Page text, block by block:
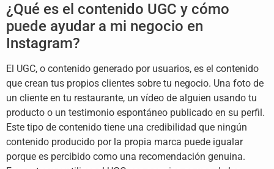
¿Qué es el contenido UGC y cómo
puede ayudar a mi negocio en
Instagram?
El UGC, o contenido generado por usuarios, es el contenido
que crean tus propios clientes sobre tu negocio. Una foto de
un cliente en tu restaurante, un vídeo de alguien usando tu
producto o un testimonio espontáneo publicado en su perfil.
Este tipo de contenido tiene una credibilidad que ningún
contenido producido por la propia marca puede igualar
porque es percibido como una recomendación genuina.